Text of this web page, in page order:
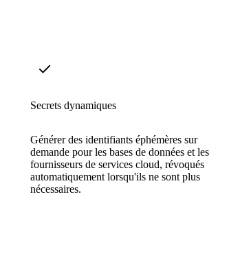
Secrets dynamiques
Générer des identifiants éphémères sur
demande pour les bases de données et les
fournisseurs de services cloud, révoqués
automatiquement lorsqu'ils ne sont plus
nécessaires.